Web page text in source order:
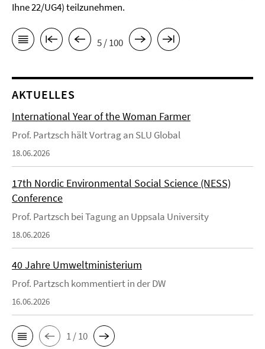
Ihne 22/UG4) teilzunehmen.
5 / 100
AKTUELLES
International Year of the Woman Farmer
Prof. Partzsch hält Vortrag an SLU Global
18.06.2026
17th Nordic Environmental Social Science (NESS)
Conference
Prof. Partzsch bei Tagung an Uppsala University
18.06.2026
40 Jahre Umweltministerium
Prof. Partzsch kommentiert in der DW
16.06.2026
1 / 10